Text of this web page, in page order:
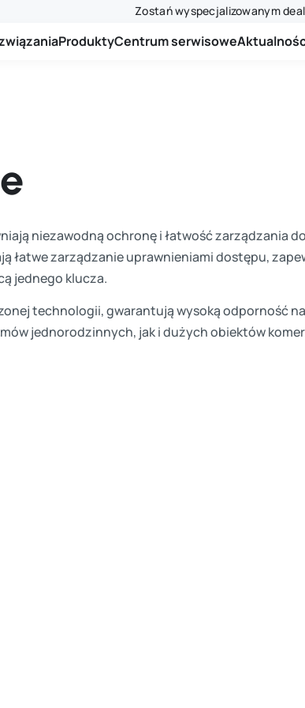
Zostań wyspecjalizowanym
ProduktyCentrum serwisowe
niezawodną ochronę i łatwość zarządzania
łatwe zarządzanie uprawnieniami dostępu,
jednego klucza.
technologii, gwarantują wysoką odporność na
jednorodzinnych, jak i dużych obiektów